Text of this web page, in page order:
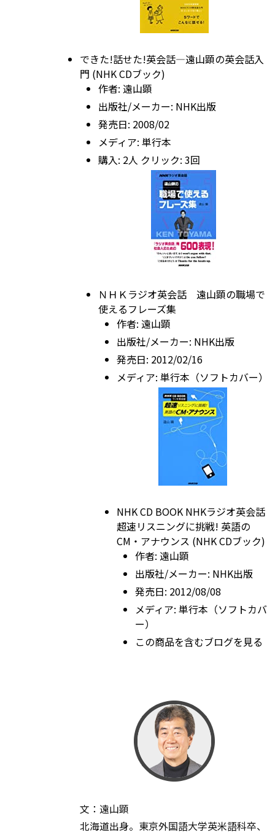
できた!話せた!英会話―遠山顕の英会話入
門 (NHK CDブック)
作者: 遠山顕
出版社/メーカー: NHK出版
発売日: 2008/02
メディア: 単行本
購入: 2人 クリック: 3回
ＮＨＫラジオ英会話 遠山顕の職場で
使えるフレーズ集
作者: 遠山顕
出版社/メーカー: NHK出版
発売日: 2012/02/16
メディア: 単行本（ソフトカバー）
NHK CD BOOK NHKラジオ英会話
超速リスニングに挑戦! 英語の
CM・アナウンス (NHK CDブック)
作者: 遠山顕
出版社/メーカー: NHK出版
発売日: 2012/08/08
メディア: 単行本（ソフトカバ
ー）
この商品を含むブログを見る
文：遠山顕
北海道出身。東京外国語大学英米語科卒、